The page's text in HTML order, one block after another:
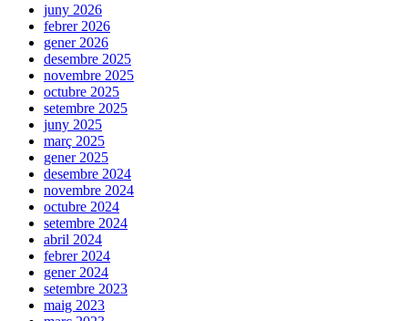
juny 2026
febrer 2026
gener 2026
desembre 2025
novembre 2025
octubre 2025
setembre 2025
juny 2025
març 2025
gener 2025
desembre 2024
novembre 2024
octubre 2024
setembre 2024
abril 2024
febrer 2024
gener 2024
setembre 2023
maig 2023